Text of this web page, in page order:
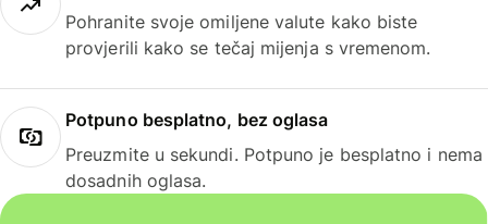
Pohranite svoje omiljene valute kako biste
provjerili kako se tečaj mijenja s vremenom.
Potpuno besplatno, bez oglasa
Preuzmite u sekundi. Potpuno je besplatno i nema
dosadnih oglasa.